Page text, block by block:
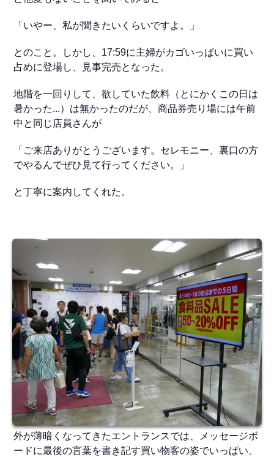
「いやー、私が聞きたいくらいですよ。」
とのこと。しかし、17:59に主婦がカゴいっぱいに買い
占めに登場し、見事完売となった。
地階を一回りして、欲していた飲料（とにかくこの日は
暑かった...）は無かったのだが、商品券売り場には午前
中と同じ店員さんが
「ご来店ありがとうございます。セレモニー、裏口の方
でやるんでぜひ見て行ってください。」
と丁寧に案内してくれた。
外が薄暗くなってきたエントランスでは、メッセージボ
ードに最後の言葉を書き記す買い物客の姿でいっぱい。